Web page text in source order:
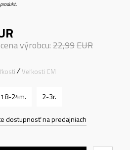
výrobcu:22,99EUR
Veľkosti CM
18-24m. 2-3r.
dostupnosť na predajniach